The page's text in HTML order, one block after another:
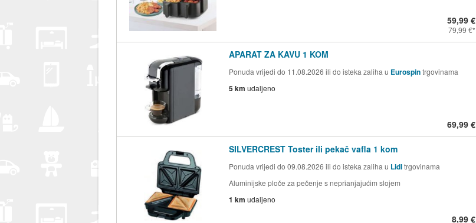
59,99 €
79,99 €
APARAT ZA KAVU 1 KOM
Ponuda vrijedi do 11.08.2026 ili do isteka zaliha u Eurospintrgovinama
5 km udaljeno
69,99 €
SILVERCREST Toster ili pekač vafla 1 kom
Ponuda vrijedi do 09.08.2026 ili do isteka zaliha u Lidltrgovinama
Aluminijske ploče za pečenje s neprianjajućim slojem
1 km udaljeno
8,99 €